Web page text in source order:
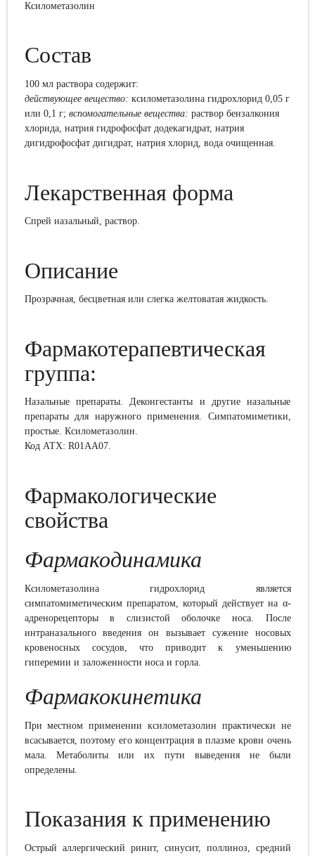
Ксилометазолин
Состав
100 мл раствора содержит:
действующее вещество: ксилометазолина гидрохлорид 0,05 г
или 0,1 г; вспомогательные вещества: раствор бензалкония
хлорида, натрия гидрофосфат додекагидрат, натрия
дигидрофосфат дигидрат, натрия хлорид, вода очищенная.
Лекарственная форма
Cпрей назальный, раствор.
Описание
Прозрачная, бесцветная или слегка желтоватая жидкость.
Фармакотерапевтическая
группа:
Назальные препараты. Деконгестанты и другие назальные
препараты для наружного применения. Симпатомиметики,
простые. Ксилометазолин.
Код АТХ: R01AA07.
Фармакологические
свойства
Фармакодинамика
Ксилометазолина гидрохлорид является
симпатомиметическим препаратом, который действует на α-
адренорецепторы в слизистой оболочке носа. После
интраназального введения он вызывает сужение носовых
кровеносных сосудов, что приводит к уменьшению
гиперемии и заложенности носа и горла.
Фармакокинетика
При местном применении ксилометазолин практически не
всасывается, поэтому его концентрация в плазме крови очень
мала. Метаболиты
или их пути выведения не были
определены.
Показания к применению
Острый аллергический ринит, синусит, поллиноз, средний